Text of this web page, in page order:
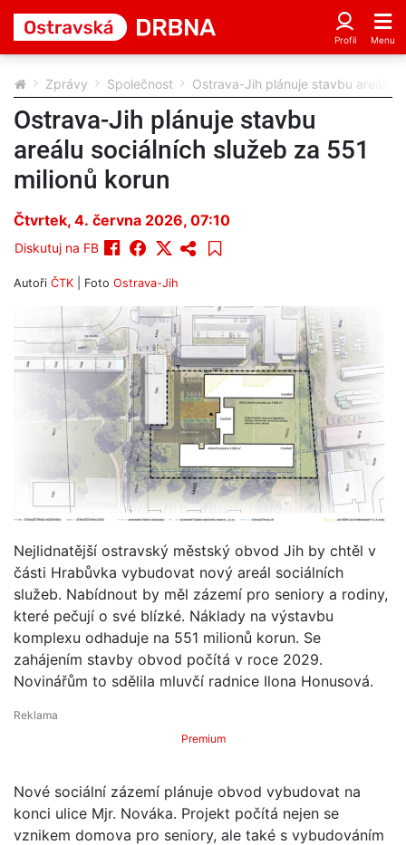
Zprávy Společnost Ostrava-Jih plánuje stavbu areálu
Ostrava-Jih plánuje stavbu
areálu sociálních služeb za 551
milionů korun
Čtvrtek, 4. června 2026, 07:10
Diskutuj na FB
Autoři ČTK | Foto Ostrava-Jih
Nejlidnatější ostravský městský obvod Jih by chtěl v
části Hrabůvka vybudovat nový areál sociálních
služeb. Nabídnout by měl zázemí pro seniory a rodiny,
které pečují o své blízké. Náklady na výstavbu
komplexu odhaduje na 551 milionů korun. Se
zahájením stavby obvod počítá v roce 2029.
Novinářům to sdělila mluvčí radnice Ilona Honusová.
Premium
Nové sociální zázemí plánuje obvod vybudovat na
konci ulice Mjr. Nováka. Projekt počítá nejen se
vznikem domova pro seniory, ale také s vybudováním